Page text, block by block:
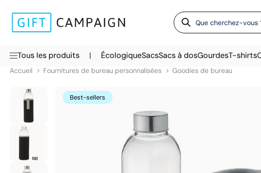
Tous les produits | ÉcologiqueSacsSacs à dosGourdesT-shirts
Accueil Fournitures de bureau personnalisées Goodies de bureau
Best-sellers